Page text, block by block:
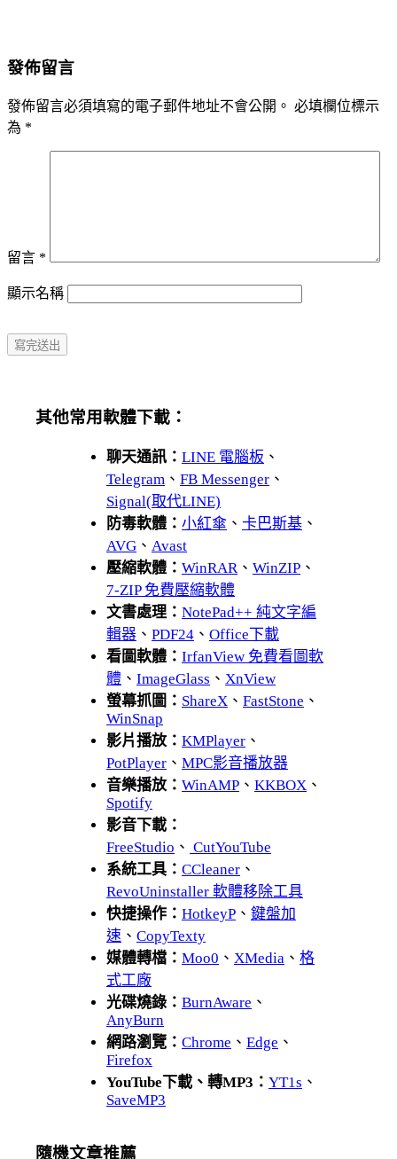
發佈留言
發佈留言必須填寫的電子郵件地址不會公開。 必填欄位標示
為 *
留言 *
顯示名稱
其他常用軟體下載：
聊天通訊： LINE 電腦板 、
Telegram 、 FB Messenger 、
Signal(取代LINE)
防毒軟體： 小紅傘 、 卡巴斯基 、
AVG 、 Avast
壓縮軟體： WinRAR、 WinZIP 、
7-ZIP 免費壓縮軟體
文書處理： NotePad++ 純文字編
輯器 、 PDF24 、 Office下載
看圖軟體： IrfanView 免費看圖軟
體 、 ImageGlass 、 XnView
螢幕抓圖： ShareX 、 FastStone 、
WinSnap
影片播放： KMPlayer 、
PotPlayer 、 MPC影音播放器
音樂播放： WinAMP 、 KKBOX 、
Spotify
影音下載：
FreeStudio 、 CutYouTube
系統工具： CCleaner 、
RevoUninstaller 軟體移除工具
快捷操作： HotkeyP 、 鍵盤加
速 、 CopyTexty
媒體轉檔： Moo0 、 XMedia 、 格
式工廠
光碟燒錄： BurnAware 、
AnyBurn
網路瀏覽： Chrome 、 Edge 、
Firefox
YouTube下載、轉MP3： YT1s 、
SaveMP3
隨機文章推薦